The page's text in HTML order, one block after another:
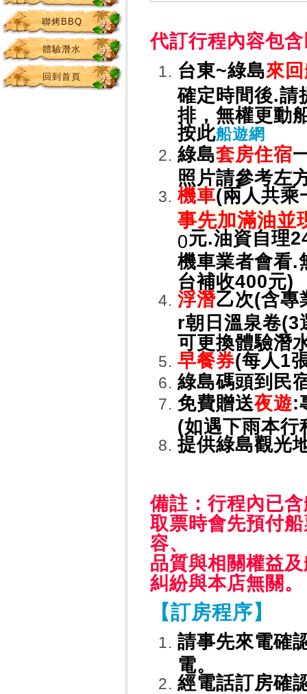
聯烤BBQ
體驗潛水
回到首頁
代訂行程內容
台東~綠島來
確定時間後.請
排，無權更動
按此船遊網
綠島套房住宿
照片請參考左
機車(兩人共乘
事先加滿油並
0元.油資自理
機車業者會看.
台補收400元)
浮潛乙次(含專
r朝日溫泉卷(3
可更換體驗潛
早餐券(每人1
綠島碼頭到民
免費贈送夜遊:
(如遇下雨本行
提供綠島觀
備註：行程內已
取票時會先預付
容、
品質與相關權益
糾紛與本店無關。
【訂房程序】
請事先來電確
電。
經電話訂房確